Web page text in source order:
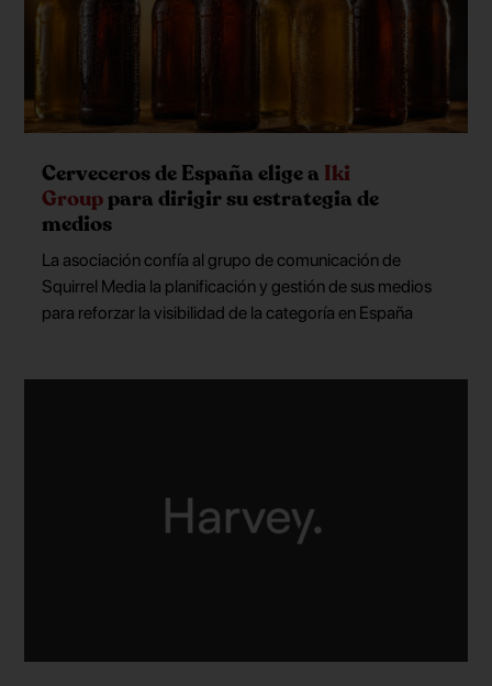
Cerveceros de España elige a Iki
Grouppara dirigir su estrategia de
medios
La asociación confía al grupo de comunicación de
Squirrel Media la planificación y gestión de sus medios
para reforzar la visibilidad de la categoría en España